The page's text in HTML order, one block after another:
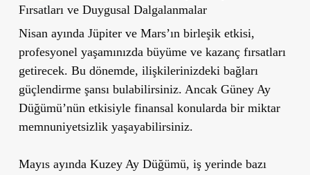
Fırsatları ve Duygusal Dalgalanmalar
Nisan ayında Jüpiter ve Mars’ın birleşik etkisi,
profesyonel yaşamınızda büyüme ve kazanç fırsatları
getirecek. Bu dönemde, ilişkilerinizdeki bağları
güçlendirme şansı bulabilirsiniz. Ancak Güney Ay
Düğümü’nün etkisiyle finansal konularda bir miktar
memnuniyetsizlik yaşayabilirsiniz.
Mayıs ayında Kuzey Ay Düğümü, iş yerinde bazı